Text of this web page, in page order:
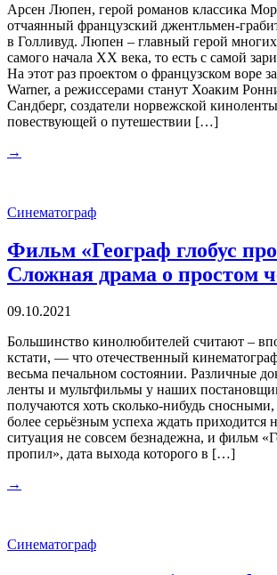
Арсен Люпен, герой романов классика
отчаянный французский джентльмен-
в Голливуд. Люпен – главный герой
самого начала ХХ века, то есть с самой
На этот раз проектом о французском воре
Warner, а режиссерами станут Хоаким
Сандберг, создатели норвежской
повествующей о путешествии […]
→
Синематограф
Фильм «Географ глобус
Сложная драма о простом
09.10.2021
Большинство кинолюбителей считают –
кстати, — что отечественный
весьма печальном состоянии. Различные
ленты и мультфильмы у наших
получаются хоть сколько-нибудь
более серьёзным успеха ждать приходится
ситуация не совсем безнадежна, и фильм
пропил», дата выхода которого в […]
→
Синематограф